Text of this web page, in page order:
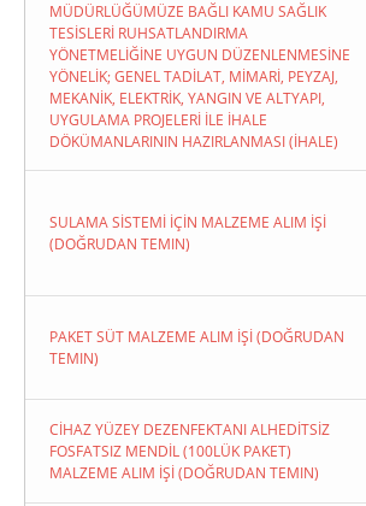
MÜDÜRLÜĞÜMÜZE BAĞLI KAMU SAĞLIK
TESİSLERİ RUHSATLANDIRMA
YÖNETMELİĞİNE UYGUN DÜZENLENMESİNE
YÖNELİK; GENEL TADİLAT, MİMARİ, PEYZAJ,
MEKANİK, ELEKTRİK, YANGIN VE ALTYAPI,
UYGULAMA PROJELERİ İLE İHALE
DÖKÜMANLARININ HAZIRLANMASI (İHALE)
SULAMA SİSTEMİ İÇİN MALZEME ALIM İŞİ
(DOĞRUDAN TEMIN)
PAKET SÜT MALZEME ALIM İŞİ (DOĞRUDAN
TEMIN)
CİHAZ YÜZEY DEZENFEKTANI ALHEDİTSİZ
FOSFATSIZ MENDİL (100LÜK PAKET)
MALZEME ALIM İŞİ (DOĞRUDAN TEMIN)